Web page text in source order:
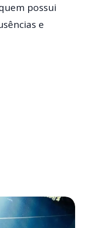
possui
e